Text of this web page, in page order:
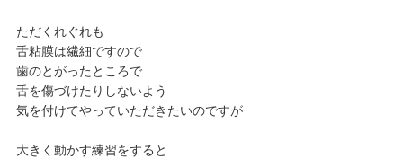
ただくれぐれも
舌粘膜は繊細ですので
歯のとがったところで
舌を傷づけたりしないよう
気を付けてやっていただきたいのですが
大きく動かす練習をすると